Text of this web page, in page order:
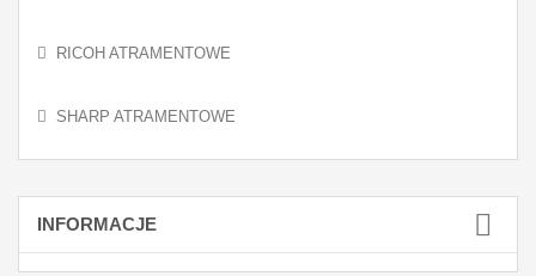
RICOH ATRAMENTOWE
SHARP ATRAMENTOWE
INFORMACJE